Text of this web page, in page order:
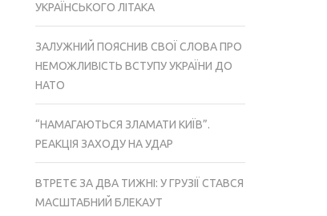
УКРАЇНСЬКОГО ЛІТАКА
ЗАЛУЖНИЙ ПОЯСНИВ СВОЇ СЛОВА ПРО
НЕМОЖЛИВІСТЬ ВСТУПУ УКРАЇНИ ДО
НАТО
“НАМАГАЮТЬСЯ ЗЛАМАТИ КИЇВ”.
РЕАКЦІЯ ЗАХОДУ НА УДАР
ВТРЕТЄ ЗА ДВА ТИЖНІ: У ГРУЗІЇ СТАВСЯ
МАСШТАБНИЙ БЛЕКАУТ